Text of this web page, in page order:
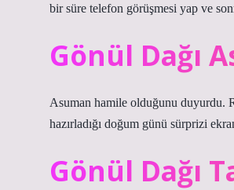
bir süre telefon görüşmesi yap ve
Gönül Dağı
Asuman hamile olduğunu duyurdu.
hazırladığı doğum günü sürprizi
Gönül Dağı